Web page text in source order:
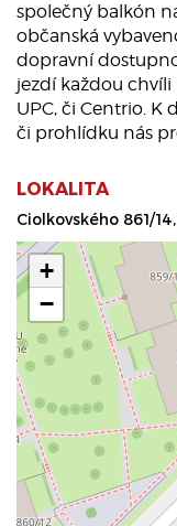
společný balkón
občanská
dopravní
jezdí každou chvíli
UPC, či Centrio. K
či prohlídku nás
LOKALITA
Ciolkovského 861/
+
−